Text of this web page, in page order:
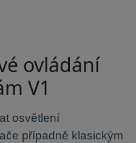
ovládání
V1
osvětlení
případně klasickým